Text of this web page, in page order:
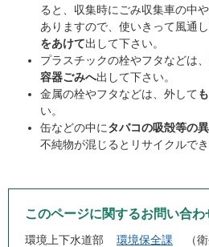
ると、収集時にごみ収集車の中
ありますので、使いきって風通
をあけて出して下さい。
プラスチックの栓やフタなどは
容器ごみへ出して下さい。
金属の栓やフタなどは、外して
い。
缶などの中にタバコの吸殻等の
不純物が混じるとリサイクルでき
このページに関するお問い合わ
環境上下水道部 環境保全課